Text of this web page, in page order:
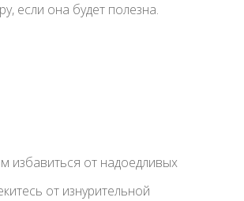
если она будет полезна.
избавиться от надоедливых
от изнурительной